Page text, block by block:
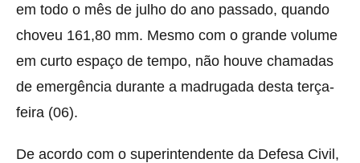
em todo o mês de julho do ano passado, quando
choveu 161,80 mm. Mesmo com o grande volume
em curto espaço de tempo, não houve chamadas
de emergência durante a madrugada desta terça-
feira (06).
De acordo com o superintendente da Defesa Civil,